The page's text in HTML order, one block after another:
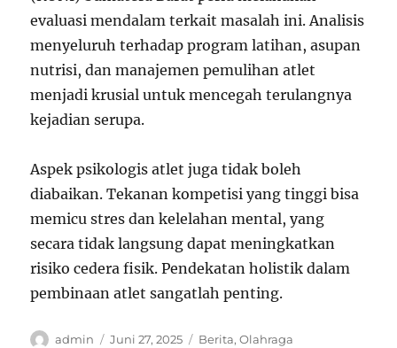
evaluasi mendalam terkait masalah ini. Analisis
menyeluruh terhadap program latihan, asupan
nutrisi, dan manajemen pemulihan atlet
menjadi krusial untuk mencegah terulangnya
kejadian serupa.
Aspek psikologis atlet juga tidak boleh
diabaikan. Tekanan kompetisi yang tinggi bisa
memicu stres dan kelelahan mental, yang
secara tidak langsung dapat meningkatkan
risiko cedera fisik. Pendekatan holistik dalam
pembinaan atlet sangatlah penting.
Author
admin
Posted
Juni 27, 2025 Categories
Berita,Olahraga